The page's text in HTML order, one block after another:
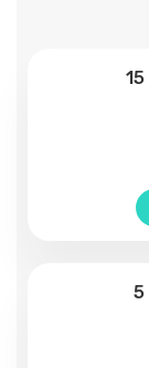
15
5